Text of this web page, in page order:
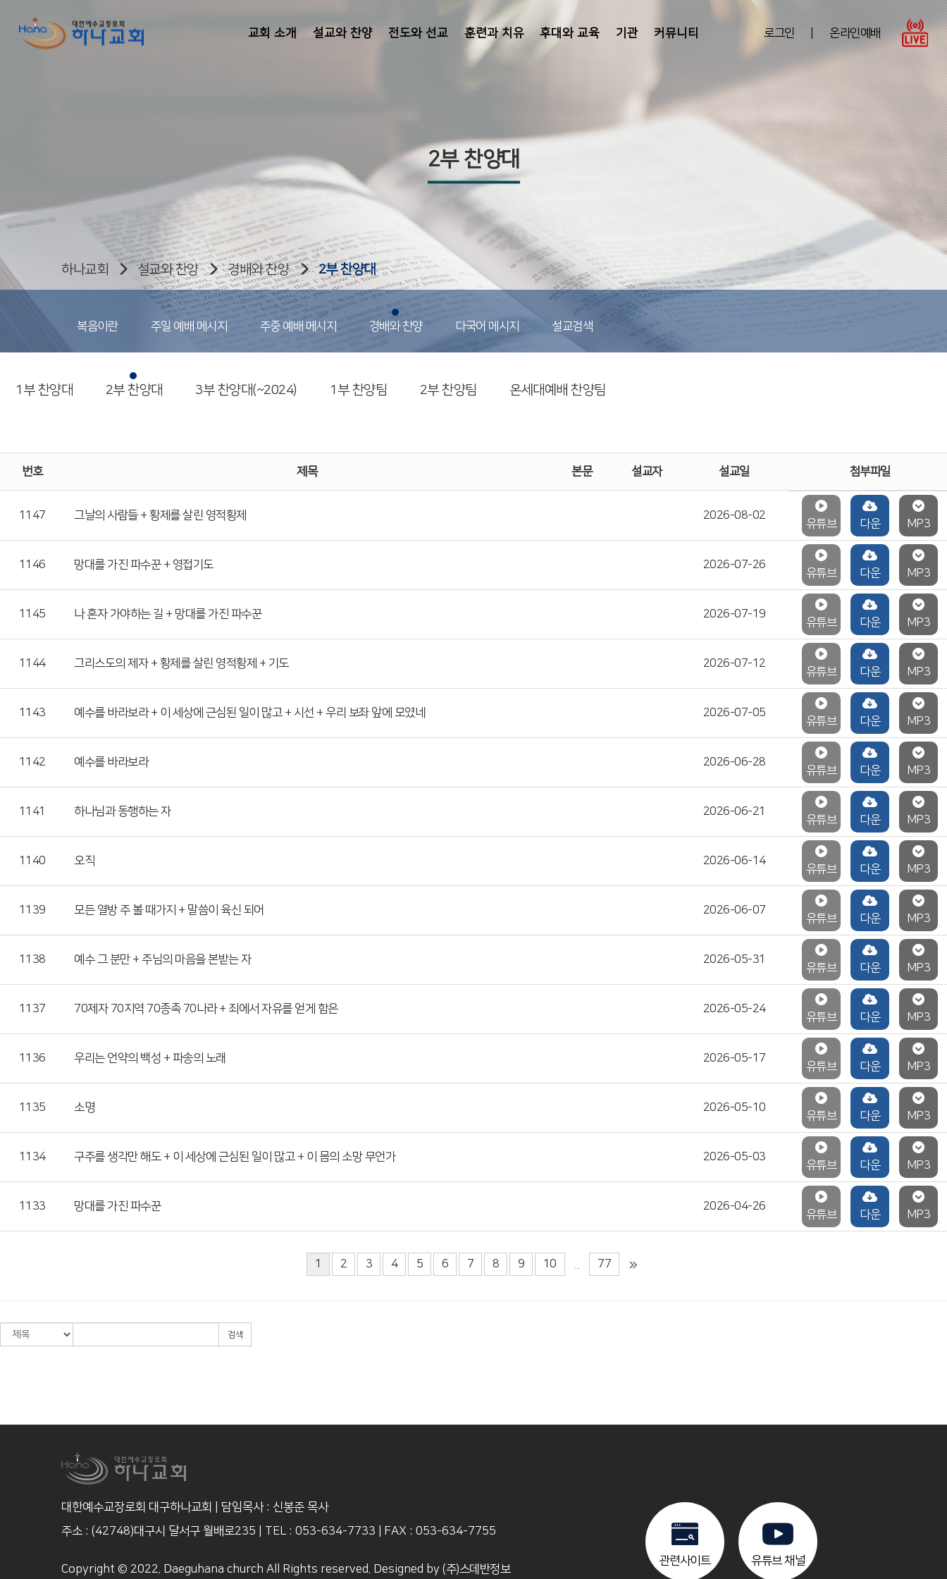
로그인 온라인예배
교회 소개 설교와 찬양 전도와 선교 훈련과 치유 후대와 교육 기관 커뮤니티
2부 찬양대
하나교회 설교와 찬양 경배와 찬양 2부 찬양대
복음이란 주일 예배 메시지 주중 예배 메시지 경배와 찬양 다국어 메시지 설교검색
1부 찬양대 2부 찬양대 3부 찬양대(~2024) 1부 찬양팀 2부 찬양팀 온세대예배 찬양팀
번호 제목 본문 설교자 설교일 첨부파일
1147 그날의 사람들 + 황제를 살린 영적황제 2026-08-02
유튜브 다운 MP3
1146 망대를 가진 파수꾼 + 영접기도 2026-07-26
유튜브 다운 MP3
1145 나 혼자 가야하는 길 + 망대를 가진 파수꾼 2026-07-19
유튜브 다운 MP3
1144 그리스도의 제자 + 황제를 살린 영적황제 + 기도 2026-07-12
유튜브 다운 MP3
1143 예수를 바라보라 + 이 세상에 근심된 일이 많고 + 시선 + 우리 보좌 앞에 모였네 2026-07-05
유튜브 다운 MP3
1142 예수를 바라보라 2026-06-28
유튜브 다운 MP3
1141 하나님과 동행하는 자 2026-06-21
유튜브 다운 MP3
1140 오직 2026-06-14
유튜브 다운 MP3
1139 모든 열방 주 볼 때가지 + 말씀이 육신 되어 2026-06-07
유튜브 다운 MP3
1138 예수 그 분만 + 주님의 마음을 본받는 자 2026-05-31
유튜브 다운 MP3
1137 70제자 70지역 70종족 70나라 + 죄에서 자유를 얻게 함은 2026-05-24
유튜브 다운 MP3
1136 우리는 언약의 백성 + 파송의 노래 2026-05-17
유튜브 다운 MP3
1135 소명 2026-05-10
유튜브 다운 MP3
1134 구주를 생각만 해도 + 이 세상에 근심된 일이 많고 + 이 몸의 소망 무언가 2026-05-03
유튜브 다운 MP3
1133 망대를 가진 파수꾼 2026-04-26
유튜브 다운 MP3
1 2 3 4 5 6 7 8 9 10 77
검색
대한예수교장로회 대구하나교회 | 담임목사 : 신봉준 목사
주소 : (42748)대구시 달서구 월배로235
TEL : 053-634-7733 FAX : 053-634-7755
Copyright © 2022. Daeguhana church All Rights reserved. Designed by (주)스데반정보
관련사이트 유튜브 채널